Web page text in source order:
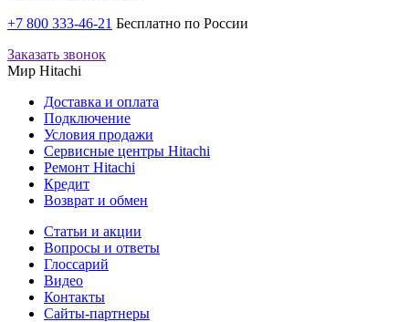
+7 800 333-46-21 Бесплатно по России
Заказать звонок
Мир Hitachi
Доставка и оплата
Подключение
Условия продажи
Сервисные центры Hitachi
Ремонт Hitachi
Кредит
Возврат и обмен
Cтатьи и акции
Вопросы и ответы
Глоссарий
Видео
Контакты
Сайты-партнеры